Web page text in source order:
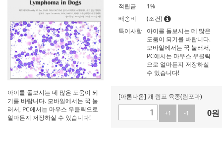
아이를 돌보시는 데 많은 도움이 되
기를 바랍니다. 모바일에서는 꾹 눌
러서, PC에서는 마우스 우클릭으로
얼마든지 저장하실 수 있습니다!
적립금
1%
배송비
(조건)
특이사항 아이를 돌보시는 데 많은
도움이 되기를 바랍니다.
모바일에서는 꾹 눌러서,
PC에서는 마우스 우클릭
으로 얼마든지 저장하실
수 있습니다!
[아롬나옴] 개 림프 육종(림포마)
+1
-1 0원